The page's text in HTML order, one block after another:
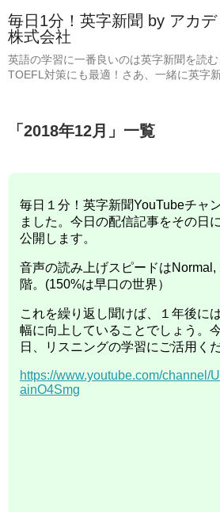
毎日1分！英字新聞 by アカ
株式会社
英語の学習に一番良いのは英字新聞を読む
TOEFL対策にも最適！さあ、一緒に英字
「 2018年12月 」 一覧
毎日１分！英字新聞YouTubeチャ
ました。今日の配信記事をその日
公開します。
音声の読み上げスピードは
階。(150%は早口の世界）
これを繰り返し聞けば、１年後に
幅に向上していることでしょう。
日、リスニングの学習にご活用く
https://www.youtube.com/channel/
ainO4Smg